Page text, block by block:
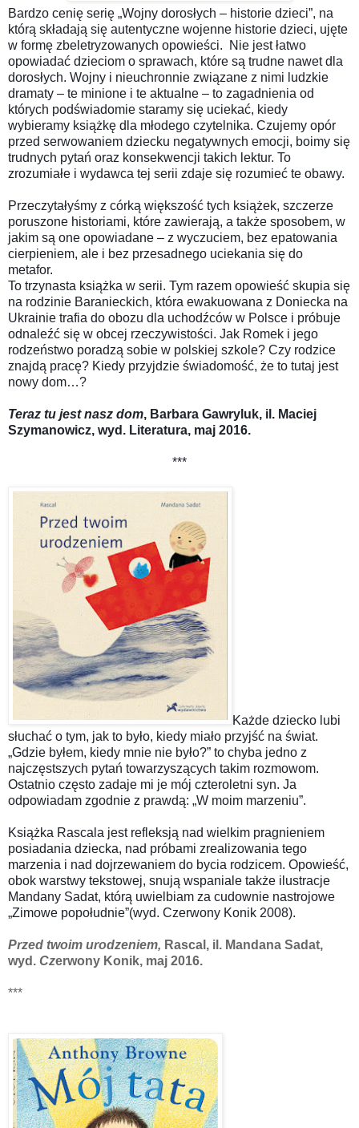
Bardzo cenię serię „Wojny dorosłych – historie dzieci”, na
którą składają się autentyczne wojenne historie dzieci, ujęte
w formę zbeletryzowanych opowieści.
Nie jest łatwo
opowiadać dzieciom o sprawach, które są trudne nawet dla
dorosłych. Wojny i nieuchronnie związane z nimi ludzkie
dramaty – te minione i te aktualne – to zagadnienia od
których podświadomie staramy się uciekać, kiedy
wybieramy książkę dla młodego czytelnika. Czujemy opór
przed serwowaniem dziecku negatywnych emocji, boimy się
trudnych pytań oraz konsekwencji takich lektur. To
zrozumiałe i wydawca tej serii zdaje się rozumieć te obawy.
Przeczytałyśmy z córką większość tych książek, szczerze
poruszone historiami, które zawierają, a także sposobem, w
jakim są one opowiadane – z wyczuciem, bez epatowania
cierpieniem, ale i bez przesadnego uciekania się do
metafor.
To trzynasta książka w serii. Tym razem opowieść skupia się
na rodzinie Baranieckich, która ewakuowana z Doniecka na
Ukrainie trafia do obozu dla uchodźców w Polsce i próbuje
odnaleźć się w obcej rzeczywistości. Jak Romek i jego
rodzeństwo poradzą sobie w polskiej szkole? Czy rodzice
znajdą pracę? Kiedy przyjdzie świadomość, że to tutaj jest
nowy dom…?
Teraz tu jest nasz dom, Barbara Gawryluk, il. Maciej
Szymanowicz, wyd. Literatura, maj 2016.
***
Każde dziecko lubi
słuchać o tym, jak to było, kiedy miało przyjść na świat.
„Gdzie byłem, kiedy mnie nie było?” to chyba jedno z
najczęstszych pytań towarzyszących takim rozmowom.
Ostatnio często zadaje mi je mój czteroletni syn. Ja
odpowiadam zgodnie z prawdą: „W moim marzeniu”.
Książka Rascala jest refleksją nad wielkim pragnieniem
posiadania dziecka, nad próbami zrealizowania tego
marzenia i nad dojrzewaniem do bycia rodzicem. Opowieść,
obok warstwy tekstowej, snują wspaniale także ilustracje
Mandany Sadat, którą uwielbiam za cudownie nastrojowe
„Zimowe popołudnie”(wyd. Czerwony Konik 2008).
Przed twoim urodzeniem, Rascal, il. Mandana Sadat,
wyd. Czerwony Konik, maj 2016.
***